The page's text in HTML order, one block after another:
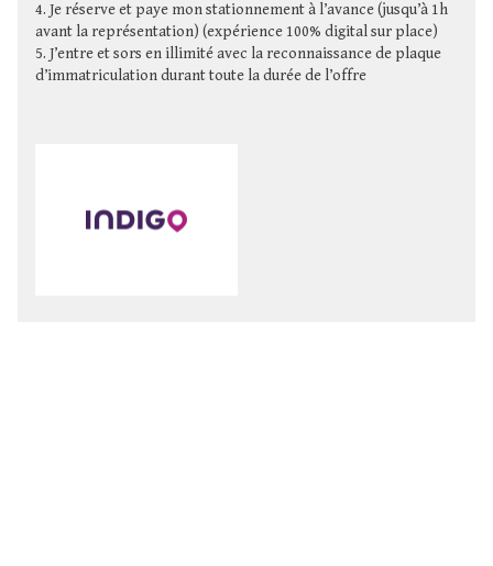
4. Je réserve et paye mon stationnement à l’avance (jusqu’à 1h
avant la représentation) (expérience 100% digital sur place)
5. J’entre et sors en illimité avec la reconnaissance de plaque
d’immatriculation durant toute la durée de l’offre